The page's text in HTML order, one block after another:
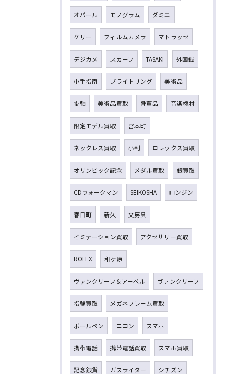
オパール モノグラム ダミエ
ケリー フィルムカメラ マトラッセ
デジカメ スカーフ TASAKI 外国銭
小手指南 ブライトリング 美術品
掛軸 美術品買取 骨董品 音楽機材
限定モデル買取 宮本町
ネックレス買取 小判 ロレックス買取
オリンピック記念 メダル買取 銀買取
CDウォークマン SEIKOSHA ロンジン
春日町 新久 文房具
イミテーション買取 アクセサリー買取
ROLEX 和ヶ原
ヴァンクリーフ＆アーペル ヴァンクリーフ
指輪買取 メガネフレーム買取
ボールペン ニコン スマホ
携帯電話 携帯電話買取 スマホ買取
記念銀貨 ガスライター シチズン